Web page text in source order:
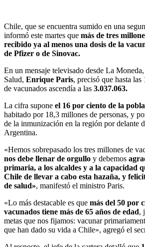
Chile, que se encuentra sumido en una
informó este martes que más de tres
recibido ya al menos una dosis de la
de Pfizer o de Sinovac.
En un mensaje televisado desde La
Salud, Enrique Paris, precisó que hasta
de vacunados ascendía a las 3.037.063.
La cifra supone el 16 por ciento de la
habitado por 18,3 millones de personas, y
de la inmunización en la región por delante
Argentina.
«Hemos sobrepasado los tres millones de
nos debe llenar de orgullo y debemos
primaria, a los alcaldes y a la capacidad
Chile de llevar a cabo esta hazaña, y
de salud», manifestó el ministro Paris.
«Lo más destacable es que más del 50 por
vacunados tiene más de 65 años de edad,
metas que nos fijamos: vacunar
que han dado su vida a Chile», agregó el